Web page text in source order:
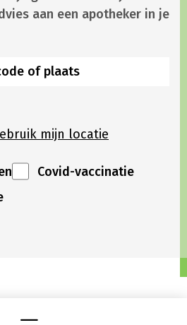
aan een apotheker in je
mijn locatie
Covid-vaccinatie